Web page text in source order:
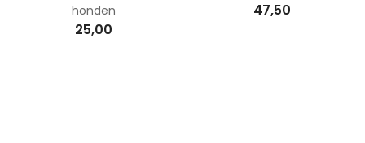
honden
25,00
47,50